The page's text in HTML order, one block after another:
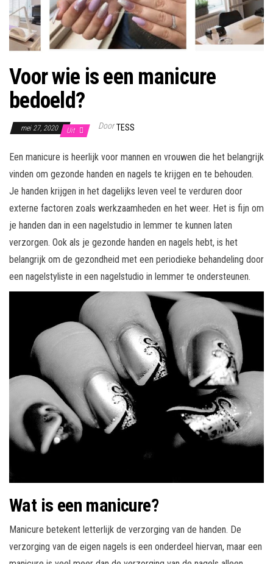
Voor wie is een manicure
bedoeld?
mei 27, 2020 Uit Door TESS
Een manicure is heerlijk voor mannen en vrouwen die het belangrijk
vinden om gezonde handen en nagels te krijgen en te behouden.
Je handen krijgen in het dagelijks leven veel te verduren door
externe factoren zoals werkzaamheden en het weer. Het is fijn om
je handen dan in een nagelstudio in lemmer te kunnen laten
verzorgen. Ook als je gezonde handen en nagels hebt, is het
belangrijk om de gezondheid met een periodieke behandeling door
een nagelstyliste in een nagelstudio in lemmer te ondersteunen.
Wat is een manicure?
Manicure betekent letterlijk de verzorging van de handen. De
verzorging van de eigen nagels is een onderdeel hiervan, maar een